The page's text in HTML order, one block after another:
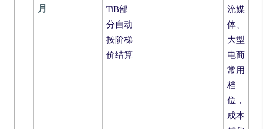
月
TiB部
分自动
按阶梯
价结算
流媒
体、
大型
电商
常用
档
位，
成本